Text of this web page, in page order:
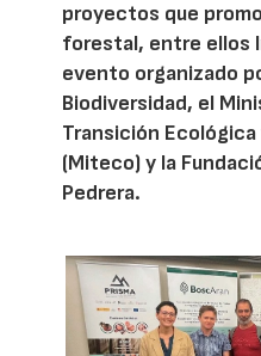
proyectos que
forestal, entre ellos
evento organizado
Biodiversidad, el
Transición
(Miteco) y la
Pedrera.